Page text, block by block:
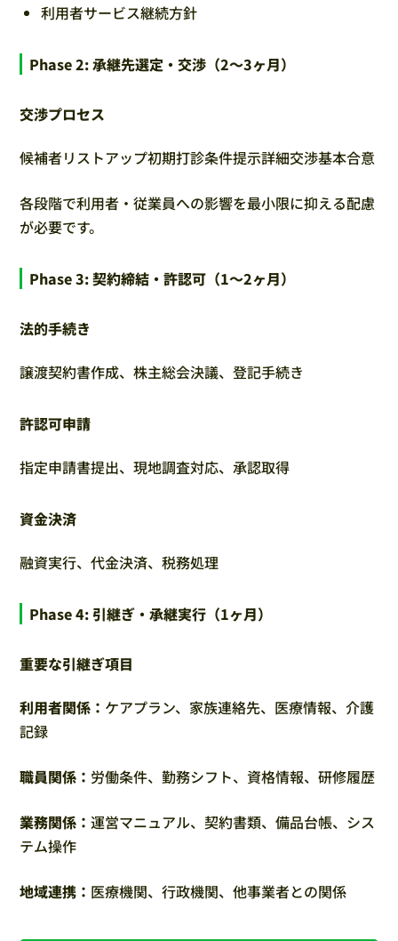
利用者サービス継続方針
Phase 2: 承継先選定・交渉（2～3ヶ月）
交渉プロセス
候補者リストアップ初期打診条件提示詳細交渉基本合意
各段階で利用者・従業員への影響を最小限に抑える配慮
が必要です。
Phase 3: 契約締結・許認可（1～2ヶ月）
法的手続き
譲渡契約書作成、株主総会決議、登記手続き
許認可申請
指定申請書提出、現地調査対応、承認取得
資金決済
融資実行、代金決済、税務処理
Phase 4: 引継ぎ・承継実行（1ヶ月）
重要な引継ぎ項目
利用者関係： ケアプラン、家族連絡先、医療情報、介護
記録
職員関係： 労働条件、勤務シフト、資格情報、研修履歴
業務関係：運営マニュアル、契約書類、備品台帳、シス
テム操作
地域連携： 医療機関、行政機関、他事業者との関係